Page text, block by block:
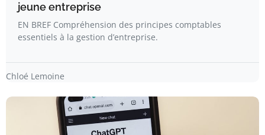
jeune entreprise
EN BREF Compréhension des principes comptables
essentiels à la gestion d’entreprise.
Chloé Lemoine